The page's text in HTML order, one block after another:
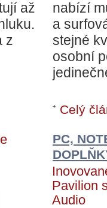
až
z
nabízí
a
stejné
osobní
Celý
PC,
Pavilion
Audio